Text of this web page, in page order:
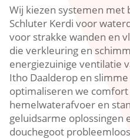
Wij kiezen systemen met
Schluter Kerdi voor
voor strakke wanden en
die verkleuring en
energiezuinige ventilatie
Itho Daalderop en
optimaliseren we
hemelwaterafvoer en
geluidsarme oplossingen
douchegoot